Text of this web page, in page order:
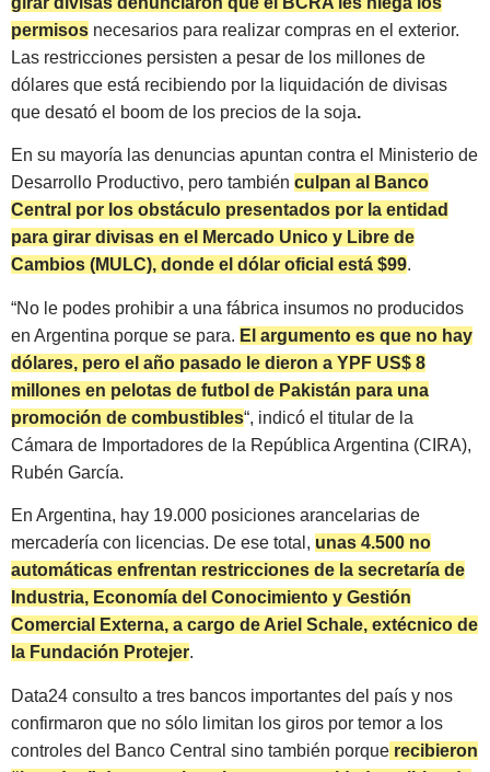
permisos necesarios para realizar compras en el exterior.
Las restricciones persisten a pesar de los millones de
dólares que está recibiendo por la liquidación de divisas
que desató el boom de los precios de la soja.
En su mayoría las denuncias apuntan contra el Ministerio de
Desarrollo Productivo, pero también culpan al Banco
Central por los obstáculo presentados por la entidad
para girar divisas en el Mercado Unico y Libre de
Cambios (MULC), donde el dólar oficial está $99.
“No le podes prohibir a una fábrica insumos no producidos
en Argentina porque se para. El argumento es que no hay
dólares, pero el año pasado le dieron a YPF US$ 8
millones en pelotas de futbol de Pakistán para una
promoción de combustibles“, indicó el titular de la
Cámara de Importadores de la República Argentina (CIRA),
Rubén García.
En Argentina, hay 19.000 posiciones arancelarias de
mercadería con licencias. De ese total, unas 4.500 no
automáticas enfrentan restricciones de la secretaría de
Industria, Economía del Conocimiento y Gestión
Comercial Externa, a cargo de Ariel Schale, extécnico de
la Fundación Protejer.
Data24 consulto a tres bancos importantes del país y nos
confirmaron que no sólo limitan los giros por temor a los
controles del Banco Central sino también porque recibieron